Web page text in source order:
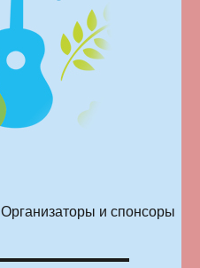
Организаторы и спонсоры